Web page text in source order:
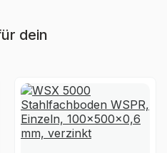
dein